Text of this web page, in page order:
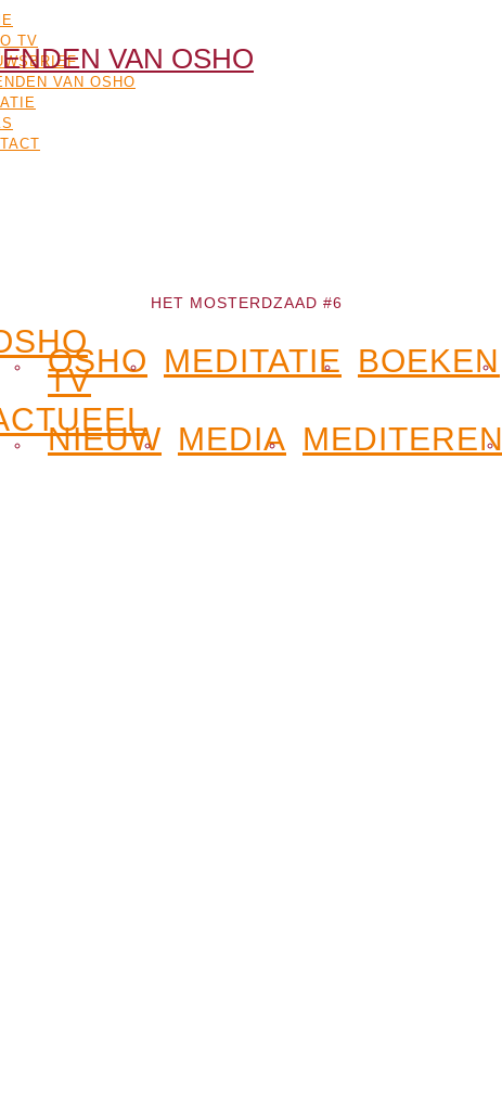
TV
VAN OSHO
OSHO
TV
MEDITATIE BOEKEN
NIEUW MEDIA MEDITEREN
HET MOSTERDZAAD #6